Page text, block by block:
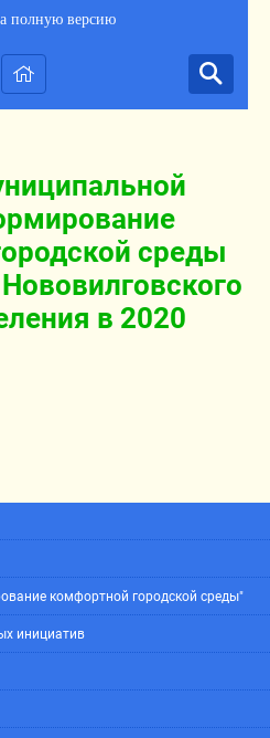
полную версию
среды
в 2020
комфортной городской среды"
инициатив